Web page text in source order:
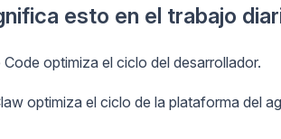
esto en el trabajo
Code optimiza el ciclo del desarrollador.
optimiza el ciclo de la plataforma del